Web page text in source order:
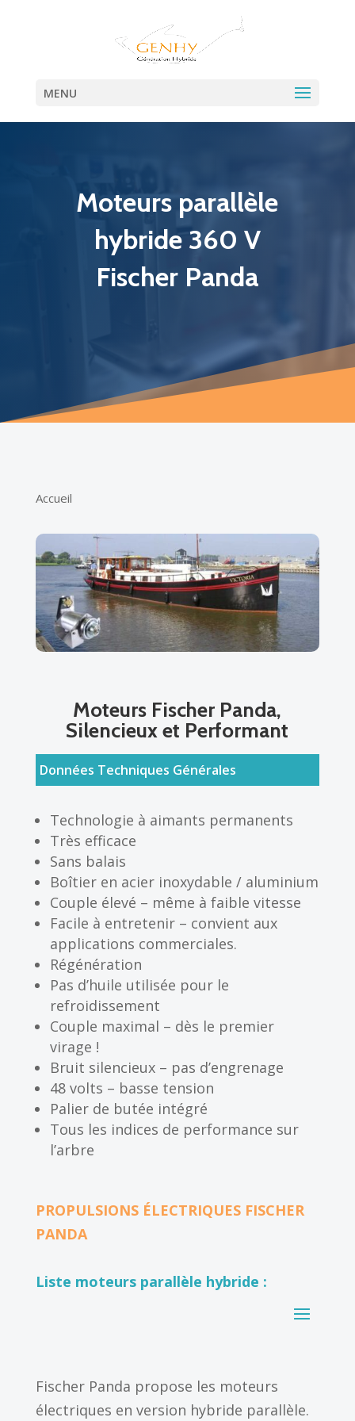
MENU
Moteurs parallèle
hybride 360 V
Fischer Panda
Accueil
Moteurs Fischer Panda,
Silencieux et Performant
Données Techniques Générales
Technologie à aimants permanents
Très efficace
Sans balais
Boîtier en acier inoxydable / aluminium
Couple élevé – même à faible vitesse
Facile à entretenir – convient aux
applications commerciales.
Régénération
Pas d’huile utilisée pour le
refroidissement
Couple maximal – dès le premier
virage !
Bruit silencieux – pas d’engrenage
48 volts – basse tension
Palier de butée intégré
Tous les indices de performance sur
l’arbre
PROPULSIONS ÉLECTRIQUES FISCHER
PANDA
Liste moteurs parallèle hybride :
Fischer Panda propose les moteurs
électriques en version hybride parallèle.